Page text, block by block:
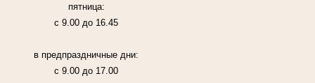
пятница:
с 9.00 до 16.45
в предпраздничные дни:
с 9.00 до 17.00